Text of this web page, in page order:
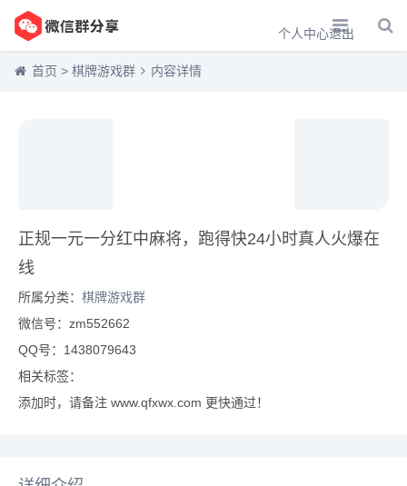
个人中心退出
首页 > 棋牌游戏群 内容详情
正规一元一分红中麻将，跑得快24小时真人火爆在
线
所属分类： 棋牌游戏群
微信号：zm552662
QQ号：1438079643
相关标签：
添加时，请备注 www.qfxwx.com 更快通过！